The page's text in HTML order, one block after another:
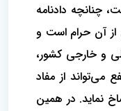
چنانچه دادنامه
آن حرام است و
و خارجی کشور،
می‌تواند از مفاد
نماید. در همین